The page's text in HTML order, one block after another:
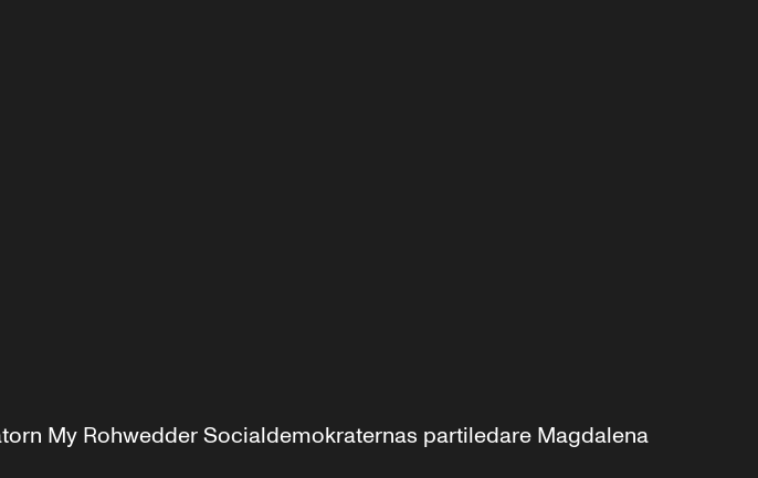
My Rohwedder Socialdemokraternas partiledare Magdalena